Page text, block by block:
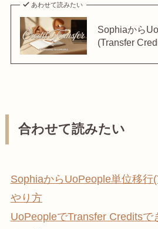
あわせて読みたい
Sophiaから
(Transfer
合わせて読みたい
SophiaからUoPeople単位移行
やり方
UoPeopleでTransfer Creditsで